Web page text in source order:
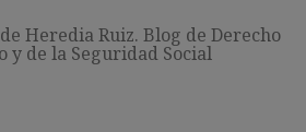
Heredia Ruiz. Blog de Derecho
y de la Seguridad Social